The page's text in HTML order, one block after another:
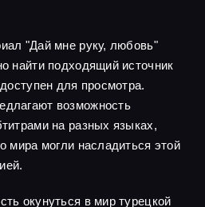
"Дай мне руку, любовь"
найти подходящий источник
для просмотра.
возможность
на разных языках,
мира могли насладиться этой
окунуться в мир турецкой